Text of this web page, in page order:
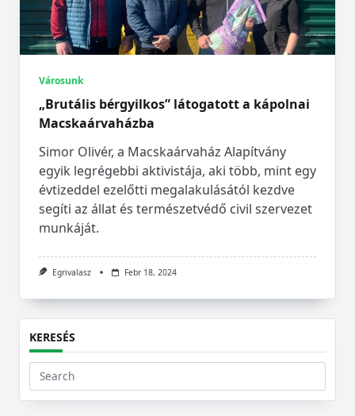
Városunk
„Brutális bérgyilkos” látogatott a kápolnai
Macskaárvaházba
Simor Olivér, a Macskaárvaház Alapítvány
egyik legrégebbi aktivistája, aki több, mint egy
évtizeddel ezelőtti megalakulásától kezdve
segíti az állat és természetvédő civil szervezet
munkáját.
Egrivalasz Febr 18, 2024
KERESÉS
Search
for: